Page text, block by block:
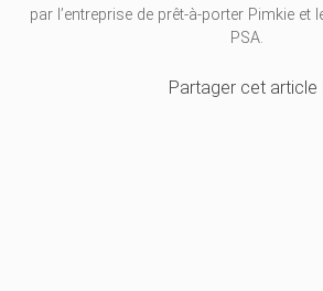
par l’entreprise de prêt-à-porter Pimkie et
PSA.
Partager cet article :